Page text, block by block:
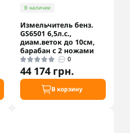
В наличии
Измельчитель бенз.
GS6501 6,5л.с.,
диам.веток до 10см,
барабан с 2 ножами
0
44 174 грн.
В корзину